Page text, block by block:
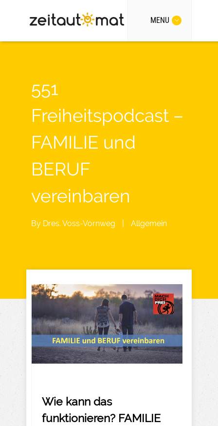
MENU
551
Freiheitspodcast –
FAMILIE und
BERUF
vereinbaren
By Dres. Voss-Vornweg Allgemein
Wie kann das
funktionieren? FAMILIE